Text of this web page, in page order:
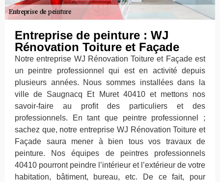
Entreprise de peinture : WJ
Rénovation Toiture et Façade
Notre entreprise WJ Rénovation Toiture et Façade est
un peintre professionnel qui est en activité depuis
plusieurs années. Nous sommes installées dans la
ville de Saugnacq Et Muret 40410 et mettons nos
savoir-faire au profit des particuliers et des
professionnels. En tant que peintre professionnel ;
sachez que, notre entreprise WJ Rénovation Toiture et
Façade saura mener à bien tous vos travaux de
peinture. Nos équipes de peintres professionnels
40410 pourront peindre l’intérieur et l’extérieur de votre
habitation, bâtiment, bureau, etc. De ce fait, pour